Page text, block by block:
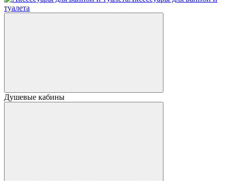
туалета
Душевые кабины